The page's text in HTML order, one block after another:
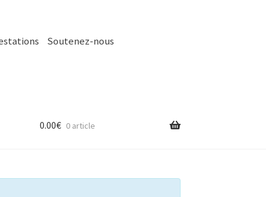
Soutenez-nous
0.00€ 0 article